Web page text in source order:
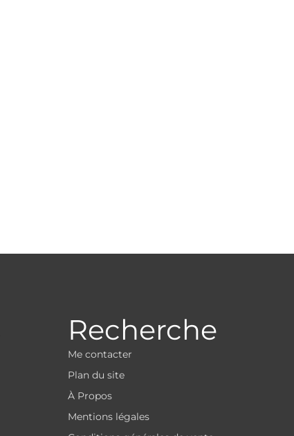
Recherche
Me contacter
Plan du site
À Propos
Mentions légales